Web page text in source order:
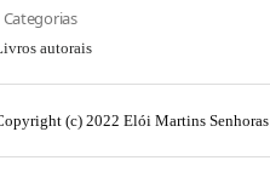
Categorias
autorais
(c) 2022 Elói Martins Senhoras